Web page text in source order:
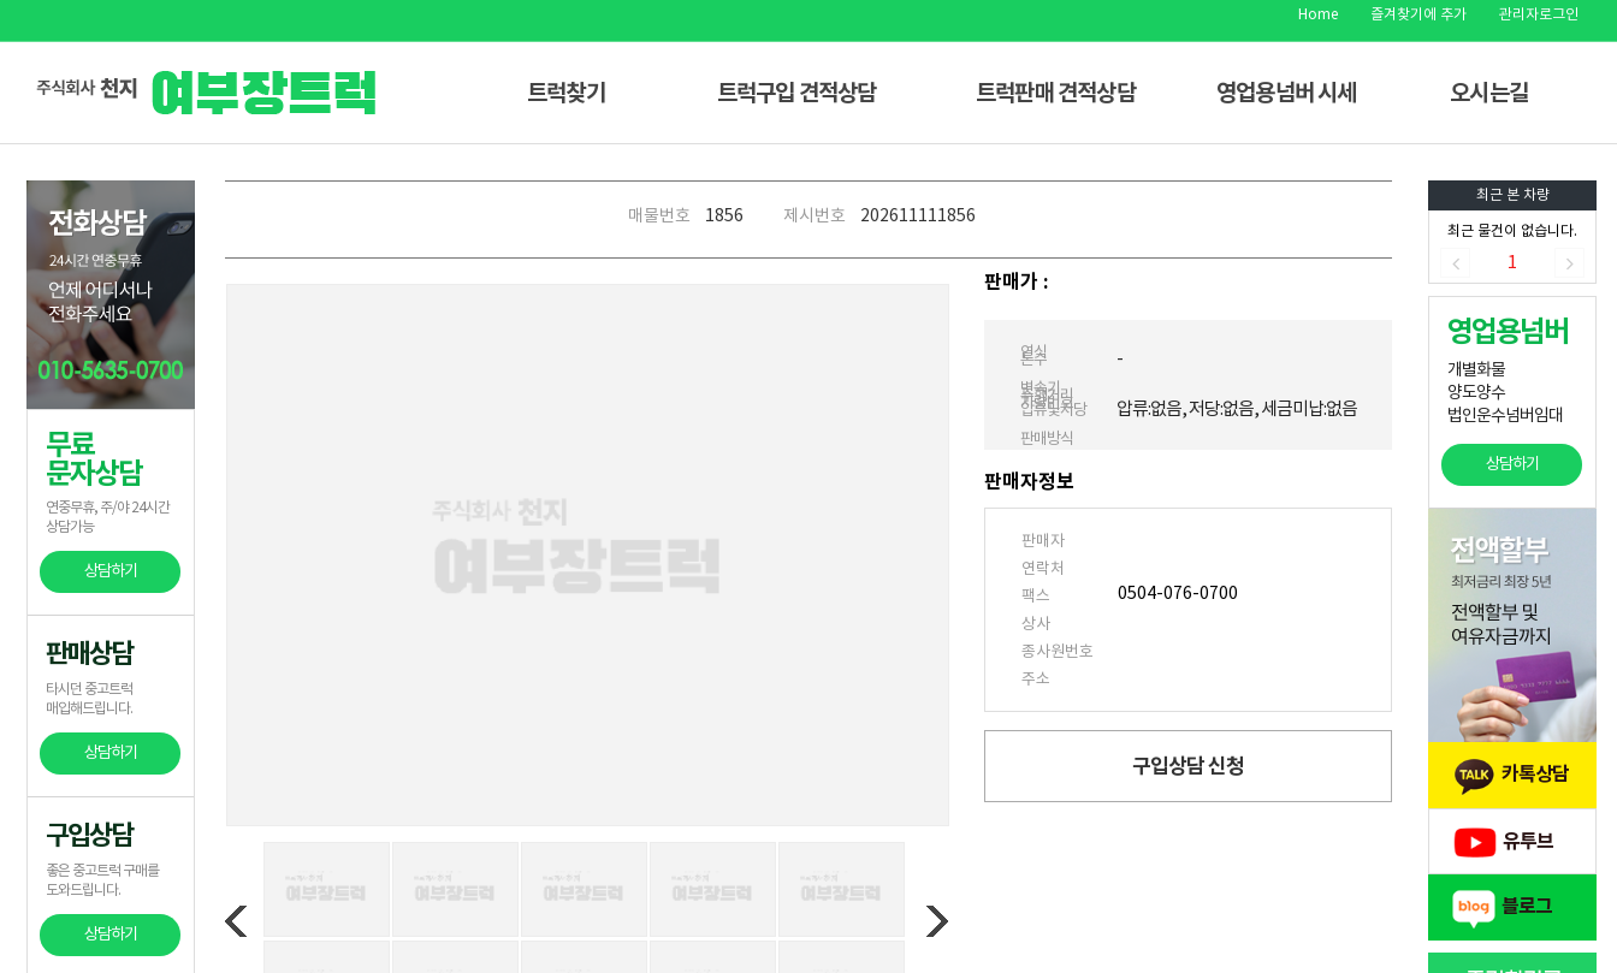
Home 즐겨찾기에 추가 관리자로그인
트럭찾기 트럭구입 견적상담 트럭판매 견적상담 영업용넘버 시세 오시는길
최근 본 차량
최근 물건이 없습니다.
1
영업용넘버
개별화물
양도양수
법인운수넘버임대
상담하기
카톡상담
유투브
블로그
무료
문자상담
연중무휴, 주/야 24시간
상담가능
상담하기
판매상담
타시던 중고트럭
매입해드립니다.
상담하기
구입상담
좋은 중고트럭 구매를
도와드립니다.
상담하기
매물번호 1856 제시번호 202611111856
판매가 :
연식
톤수 -
변속기
주행거리
차량번호
압류및저당 압류:없음, 저당:없음, 세금미납:없음
판매방식
판매자정보
판매자
연락처
팩스
0504-076-0700
상사
종사원번호
주소
구입상담 신청